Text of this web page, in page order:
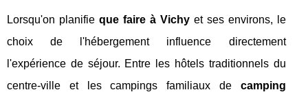
Lorsqu'on planifie que faire à Vichyet ses environs, le
choix de l'hébergement influence directement
l'expérience de séjour. Entre les hôtels traditionnels du
centre-ville et les campings familiaux de camping